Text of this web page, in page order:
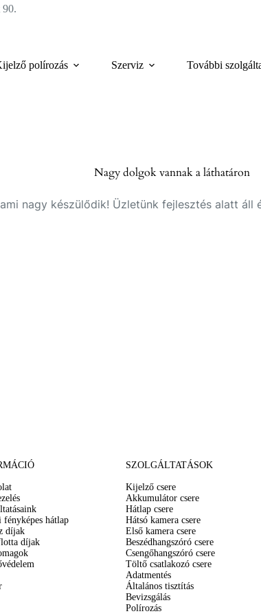
polírozás Szerviz További
Nagy dolgok vannak a láthatáron
nagy készülődik! Üzletünk fejlesztés alatt áll
fényképes hátlap
díjak
díjak
SZOLGÁLTATÁSOK
Kijelző csere
Akkumulátor csere
Hátlap csere
Hátsó kamera csere
Első kamera csere
Beszédhangszóró csere
Csengőhangszóró csere
Töltő csatlakozó csere
Adatmentés
Általános tisztítás
Bevizsgálás
Polírozás